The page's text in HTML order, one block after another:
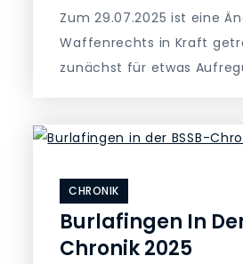
Zum 29.07.2025 ist eine
Waffenrechts in Kraft
zunächst für etwas
CHRONIK
Burlafingen In
Chronik 2025